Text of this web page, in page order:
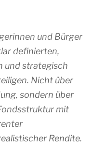
und Bürger
definierten,
und strategisch
Nicht über
sondern über
mit
Rendite.